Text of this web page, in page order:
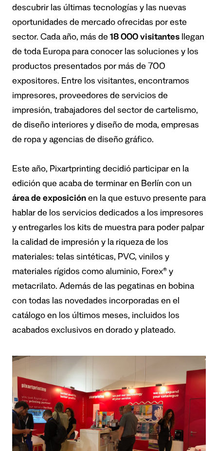
descubrir las últimas tecnologías y las nuevas
oportunidades de mercado ofrecidas por este
sector. Cada año, más de 18 000 visitantes llegan
de toda Europa para conocer las soluciones y los
productos presentados por más de 700
expositores. Entre los visitantes, encontramos
impresores, proveedores de servicios de
impresión, trabajadores del sector de cartelismo,
de diseño interiores y diseño de moda, empresas
de ropa y agencias de diseño gráfico.
Este año, Pixartprinting decidió participar en la
edición que acaba de terminar en Berlín con un
área de exposición en la que estuvo presente para
hablar de los servicios dedicados a los impresores
y entregarles los kits de muestra para poder palpar
la calidad de impresión y la riqueza de los
materiales: telas sintéticas, PVC, vinilos y
materiales rígidos como aluminio, Forex® y
metacrilato. Además de las pegatinas en bobina
con todas las novedades incorporadas en el
catálogo en los últimos meses, incluidos los
acabados exclusivos en dorado y plateado.